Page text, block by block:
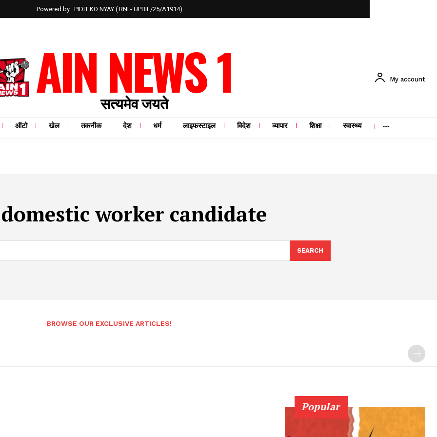
Powered by : PIDIT KO NYAY ( RNI - UPBIL/25/A1914)
AIN NEWS 1
सत्यमेव जयते
My account
ऑटो खेल तकनीक देश धर्म लाइफस्टाइल विदेश व्यापार शिक्षा स्वास्थ्य
domestic worker candidate
SEARCH
BROWSE OUR EXCLUSIVE ARTICLES!
Popular